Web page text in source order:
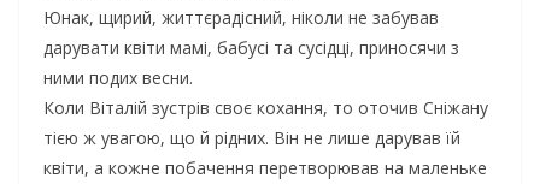
Юнак, щирий, життєрадісний, ніколи не забував
дарувати квіти мамі, бабусі та сусідці, приносячи з
ними подих весни.
Коли Віталій зустрів своє кохання, то оточив Сніжану
тією ж увагою, що й рідних. Він не лише дарував їй
квіти, а кожне побачення перетворював на маленьке